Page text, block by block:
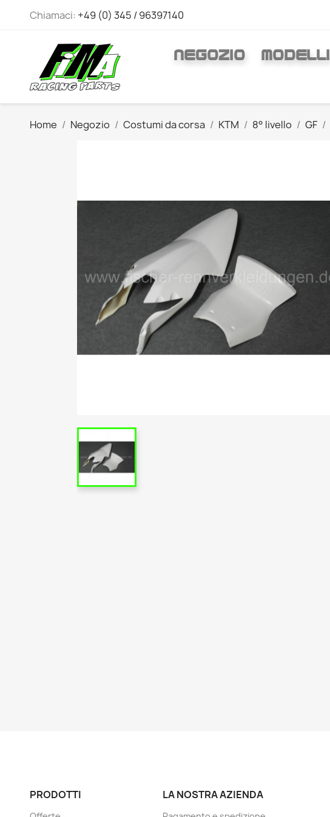
Chiamaci: +49 (0) 345 / 96397140
NEGOZIO MODELLI
Home Negozio Costumi da corsa KTM 8° livello GF
PRODOTTI LA NOSTRA AZIENDA